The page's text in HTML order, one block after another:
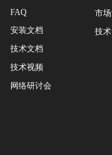
FAQ
安装文档
技术文档
技术视频
网络研讨会
市
技